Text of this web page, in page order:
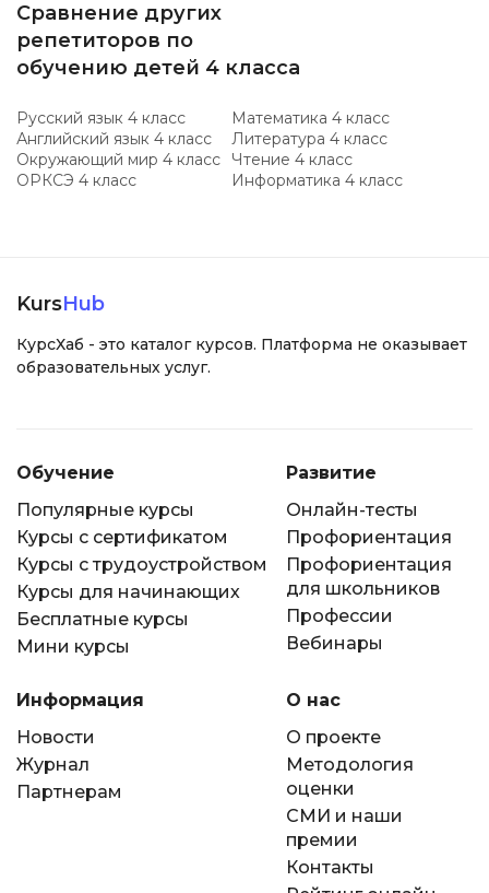
Сравнение других
репетиторов по
обучению детей 4 класса
Русский язык 4 класс
Математика 4 класс
Английский язык 4 класс
Литература 4 класс
Окружающий мир 4 класс
Чтение 4 класс
ОРКСЭ 4 класс
Информатика 4 класс
KursHub
КурсХаб - это каталог курсов. Платформа не оказывает
образовательных услуг.
Обучение
Популярные курсы
Курсы с сертификатом
Курсы с трудоустройством
Курсы для начинающих
Бесплатные курсы
Мини курсы
Развитие
Онлайн-тесты
Профориентация
Профориентация
для школьников
Профессии
Вебинары
Информация
Новости
Журнал
Партнерам
О нас
О проекте
Методология
оценки
СМИ и наши
премии
Контакты